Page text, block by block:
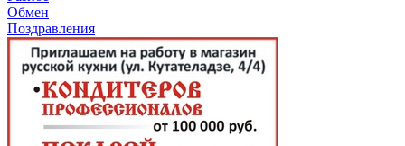
Обмен
Поздравления